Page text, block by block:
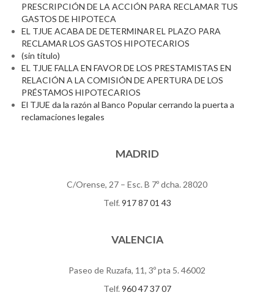
PRESCRIPCIÓN DE LA ACCIÓN PARA RECLAMAR TUS
GASTOS DE HIPOTECA
EL TJUE ACABA DE DETERMINAR EL PLAZO PARA
RECLAMAR LOS GASTOS HIPOTECARIOS
(sin título)
EL TJUE FALLA EN FAVOR DE LOS PRESTAMISTAS EN
RELACIÓN A LA COMISIÓN DE APERTURA DE LOS
PRÉSTAMOS HIPOTECARIOS
El TJUE da la razón al Banco Popular cerrando la puerta a
reclamaciones legales
MADRID
C/Orense, 27 – Esc. B 7º dcha. 28020
Telf. 917 87 01 43
VALENCIA
Paseo de Ruzafa, 11, 3º pta 5. 46002
Telf. 960 47 37 07